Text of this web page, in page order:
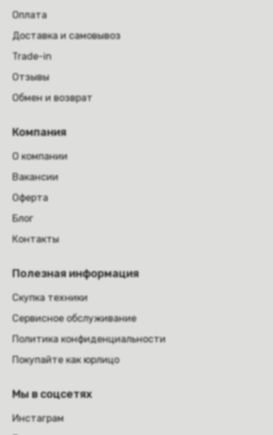
Оплата
Доставка и самовывоз
Trade-in
Отзывы
Обмен и возврат
Компания
О компании
Вакансии
Оферта
Блог
Контакты
Полезная информация
Скупка техники
Сервисное обслуживание
Политика конфиденциальности
Покупайте как юрлицо
Мы в соцсетях
Инстаграм